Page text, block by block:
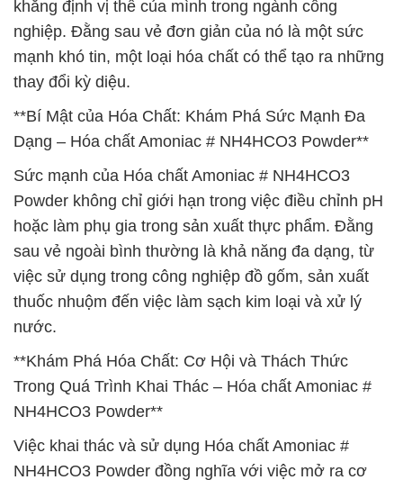
khẳng định vị thế của mình trong ngành công
nghiệp. Đằng sau vẻ đơn giản của nó là một sức
mạnh khó tin, một loại hóa chất có thể tạo ra những
thay đổi kỳ diệu.
**Bí Mật của Hóa Chất: Khám Phá Sức Mạnh Đa
Dạng – Hóa chất Amoniac # NH4HCO3 Powder**
Sức mạnh của Hóa chất Amoniac # NH4HCO3
Powder không chỉ giới hạn trong việc điều chỉnh pH
hoặc làm phụ gia trong sản xuất thực phẩm. Đằng
sau vẻ ngoài bình thường là khả năng đa dạng, từ
việc sử dụng trong công nghiệp đồ gốm, sản xuất
thuốc nhuộm đến việc làm sạch kim loại và xử lý
nước.
**Khám Phá Hóa Chất: Cơ Hội và Thách Thức
Trong Quá Trình Khai Thác – Hóa chất Amoniac #
NH4HCO3 Powder**
Việc khai thác và sử dụng Hóa chất Amoniac #
NH4HCO3 Powder đồng nghĩa với việc mở ra cơ